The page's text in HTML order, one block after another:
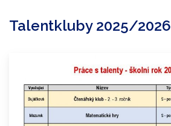
Talentkluby 2025/2026